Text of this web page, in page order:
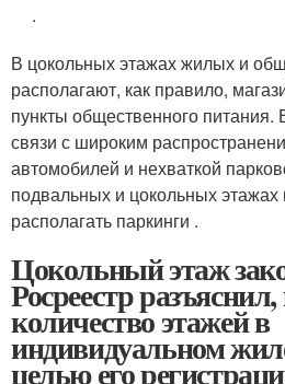
.
В цокольных этажах жилых и
располагают, как правило,
пункты общественного питания.
связи с широким
автомобилей и нехваткой
подвальных и цокольных этажах
располагать паркинги .
Цокольный этаж
Росреестр
количество этажей в
индивидуальном
целью его